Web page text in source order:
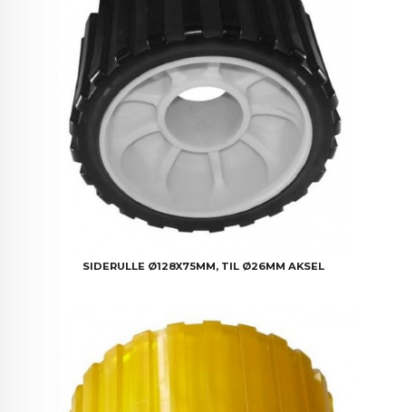
SIDERULLE Ø128X75MM, TIL Ø26MM AKSEL